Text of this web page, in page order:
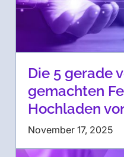
Die 5 gerade
gemachten
Hochladen
November 17, 2025